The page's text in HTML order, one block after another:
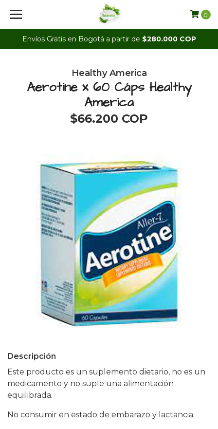
Envíos Gratis en Bogotá a partir de $280.000 COP
0
Healthy America
Aerotine x 60 Cáps Healthy
America
$66.200 COP
Descripción
Este producto es un suplemento dietario, no es un
medicamento y no suple una alimentación
equilibrada.
No consumir en estado de embarazo y lactancia.